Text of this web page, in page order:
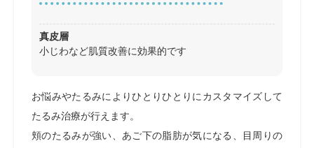
真皮層
小じわなど肌質改善に効果的です
お悩みやたるみによりひとりひとりにカスタマイズして
たるみ治療が行えます。
頬のたるみが強い、あご下の脂肪が気になる、目周りの